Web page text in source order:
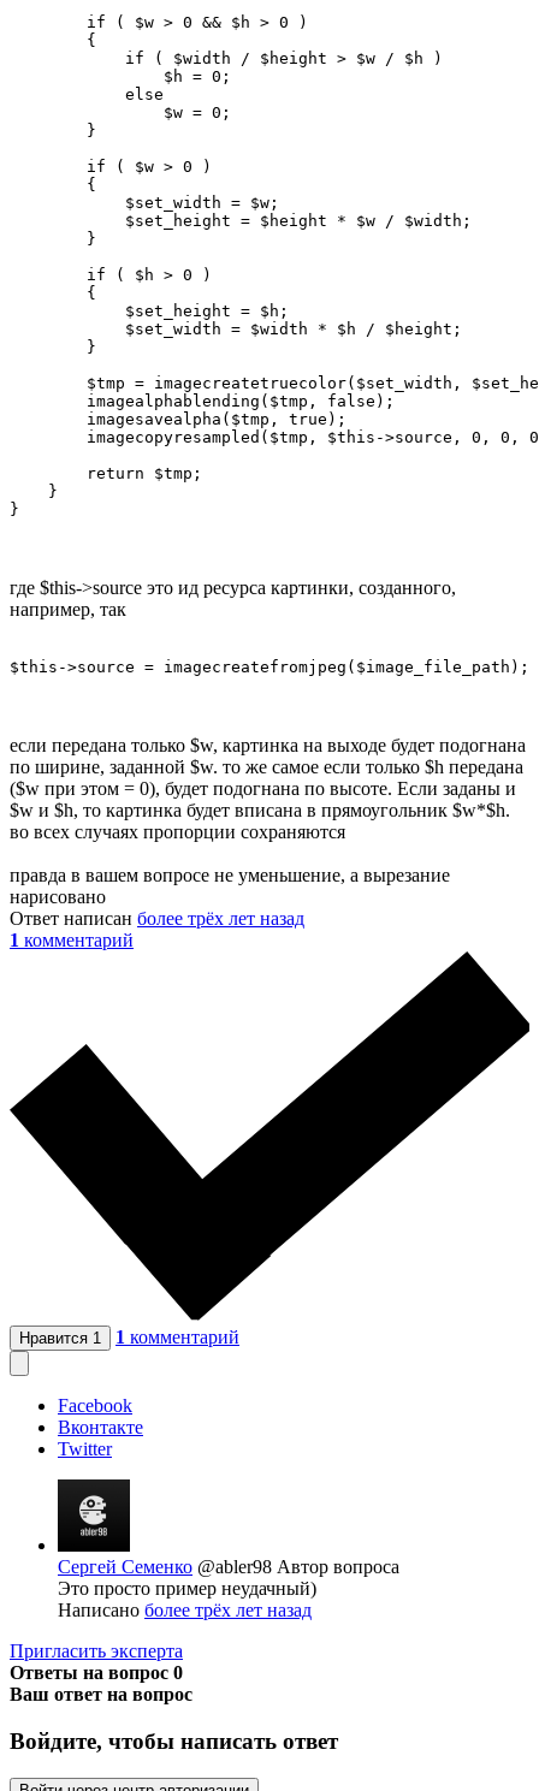
        if ( $w > 0 && $h > 0 )
        {
            if ( $width / $height > $w / $h )
                $h = 0;
            else
                $w = 0;
        }
        if ( $w > 0 )
        {
            $set_width = $w;
            $set_height = $height * $w / $width;
        }
        if ( $h > 0 )
        {
            $set_height = $h;
            $set_width = $width * $h / $height;
        }
$tmp = imagecreatetruecolor($set_width,
        imagealphablending($tmp, false);
        imagesavealpha($tmp, true);
imagecopyresampled($tmp, $this->source, 0, 0,
        return $tmp;
    }
}
где $this->source это ид ресурса картинки, созданного,
например, так
$this->source = imagecreatefromjpeg($image_file_path);
если передана только $w, картинка на выходе будет подогнана
по ширине, заданной $w. то же самое если только $h передана
($w при этом = 0), будет подогнана по высоте. Если заданы и
$w и $h, то картинка будет вписана в прямоугольник $w*$h.
во всех случаях пропорции сохраняются
правда в вашем вопросе не уменьшение, а вырезание
нарисовано
Ответ написан более трёх лет назад
1 комментарий
Нравится 1 1 комментарий
Facebook
Вконтакте
Twitter
Сергей Семенко @abler98 Автор вопроса
Это просто пример неудачный)
Написано более трёх лет назад
Пригласить эксперта
Ответы на вопрос 0
Ваш ответ на вопрос
Войдите, чтобы написать ответ